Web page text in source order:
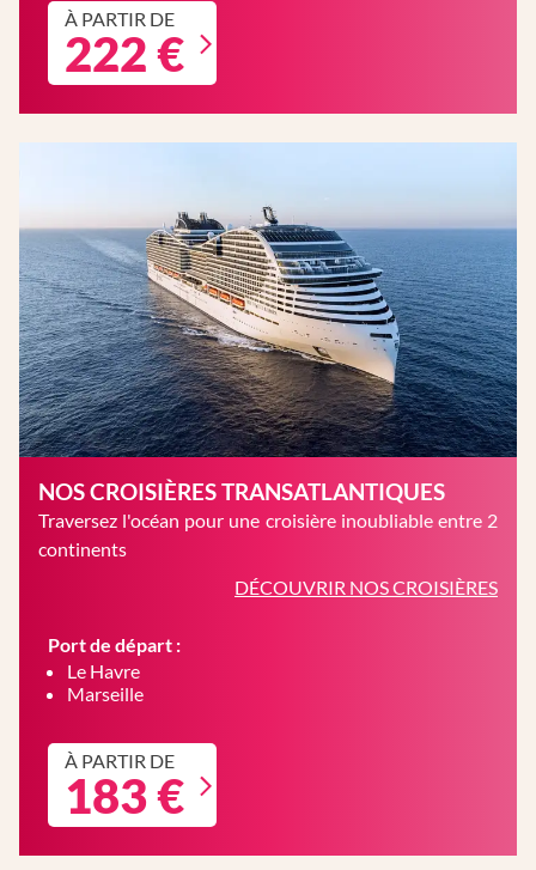
À PARTIR DE
222 €
NOS CROISIÈRES TRANSATLANTIQUES
Traversez l'océan pour une croisière inoubliable entre 2
continents
DÉCOUVRIR NOS CROISIÈRES
Port de départ :
Le Havre
Marseille
À PARTIR DE
183 €